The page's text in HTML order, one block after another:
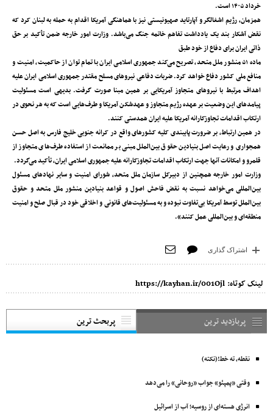
خرداد ۱۴۰۵ است.
همزمان، رژیم اشغالگر و آپارتاید صهیونیستی نیز با هماهنگی آمریکا اقدام به حمله به لبنان کرد که
نقض آشکار بند یک یادداشت تفاهم خاتمه جنگ می‌باشد. وزارت امور خارجه ضمن تأکید بر حق
ذاتی ایران برای دفاع از خود طبق
ماده ۵۱ منشور ملل متحد، تصریح می‌کند جمهوری اسلامی ایران با تمام توان از حاکمیت، امنیت و
منافع ملی کشور دفاع خواهد کرد. ضربات دفاعی نیروهای مسلح مقتدر جمهوری اسلامی ایران علیه
اهداف مرتبط با نیروهای متجاوز آمریکایی بر همین مبنا صورت گرفت. بدیهی است مسئولیت
پیامدهای این وضعیت بر عهده رژیم متجاوز و عهدشکن آمریکا و طرف‌هایی است که به هر نحوی در
ارتکاب اقدامات تجاوزکارانه آمریکا علیه ایران همدستی کنند.
در همین ارتباط، بر ضرورت پایبندی کلیه کشورهای واقع در کرانه جنوبی خلیج ‌فارس به اصل حسن
همجواری و رعایت اصل بنیادین حقوق بین‌الملل مبنی بر ممانعت از استفاده طرف‌های متجاوز از
قلمرو و امکانات آنها جهت ارتکاب اقدامات تجاوزکارانه علیه جمهوری اسلامی ایران، تأکید می‌گردد.
وزارت امور خارجه همچنین از دبیرکل سازمان ملل متحد، شورای امنیت و سایر نهادهای مسئول
بین‌المللی می‌خواهد نسبت به نقض فاحش اصول و قواعد بنیادین منشور ملل متحد و حقوق
بین‌الملل توسط آمریکا بی‌تفاوت نبوده و به مسئولیت‌های قانونی و اخلاقی خود در قبال صلح و امنیت
منطقه‌ای و بین‌المللی عمل کنند».
اشتراک گذاری
لینک کوتاه: https://kayhan.ir/001Ojl
پربازدید ترین پربحث ترین
نقطه، ته خط!(نکته)
وقتی «پمپئو» جواب «روحانی» را می‌دهد
انرژی هسته‌ای از روسیه؛ آب از اسرائیل